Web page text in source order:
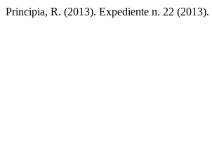
Principia, R. (2013). Expediente n. 22 (2013).